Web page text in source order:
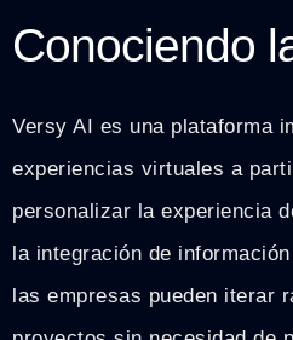
Conociendo
Versy AI es una plataforma
experiencias virtuales a
personalizar la experiencia
la integración de
las empresas pueden iterar